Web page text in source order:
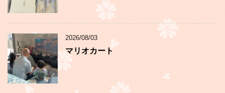
2026/08/03
マリオカート